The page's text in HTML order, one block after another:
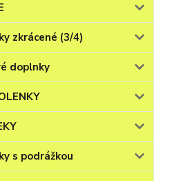
zkrácené (3/4)
doplnky
s podrážkou